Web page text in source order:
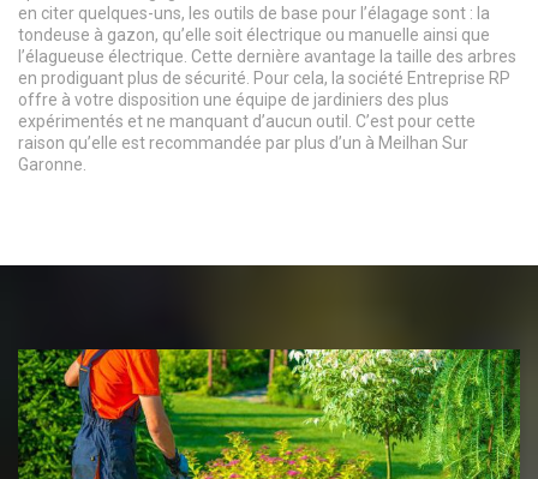
en citer quelques-uns, les outils de base pour l’élagage sont : la
tondeuse à gazon, qu’elle soit électrique ou manuelle ainsi que
l’élagueuse électrique. Cette dernière avantage la taille des arbres
en prodiguant plus de sécurité. Pour cela, la société Entreprise RP
offre à votre disposition une équipe de jardiniers des plus
expérimentés et ne manquant d’aucun outil. C’est pour cette
raison qu’elle est recommandée par plus d’un à Meilhan Sur
Garonne.